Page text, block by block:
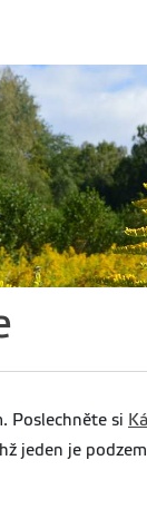
Poslechněte si
jeden je